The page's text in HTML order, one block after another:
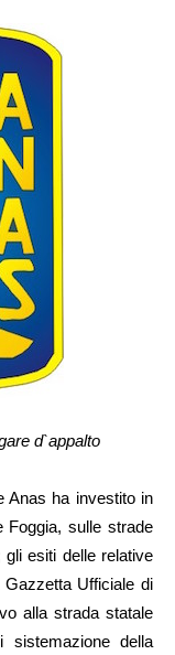
d`appalto
Anas ha investito in
Foggia, sulle strade
esiti delle relative
Ufficiale di
alla strada statale
sistemazione della